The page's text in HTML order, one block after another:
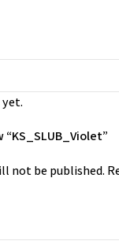
not be published.